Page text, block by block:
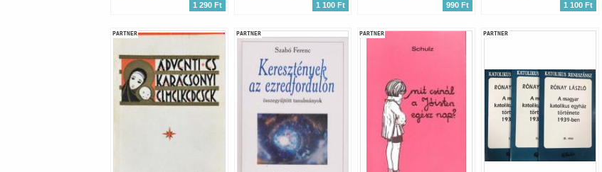
1 290 Ft 1 100 Ft 990 Ft 1 100 Ft
PARTNER PARTNER PARTNER PARTNER